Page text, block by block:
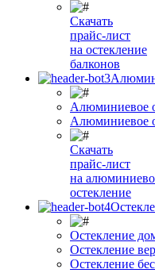
Скачать
прайс-лист
на остекление
балконов
Алюминиевое
Алюминиевое
Скачать
прайс-лист
на
остекление
Остекление
Остекление
Остекление